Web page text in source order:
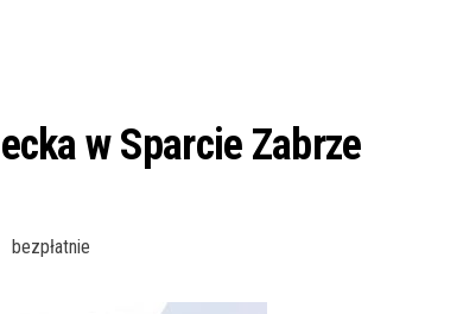
w Sparcie Zabrze
bezpłatnie